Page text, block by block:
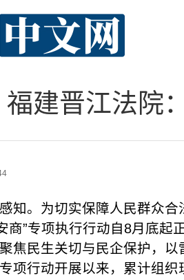
福建晋江法院
知。为切实保障人民群众
商”专项执行行动自8月底起
焦民生关切与民企保护，
项行动开展以来，累计组